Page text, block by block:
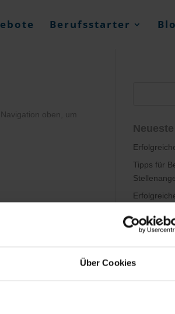
Über Cookies
Berufsstarter
oben, um
Tipps für